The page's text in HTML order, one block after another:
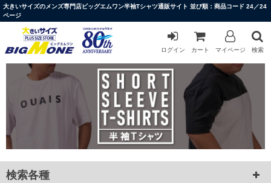
大きいサイズのメンズ専門店ビッグエムワン半袖Tシャツ通販サイト 並び順：商品コード 24／24
ページ
ログイン カート マイページ 検索
検索各種